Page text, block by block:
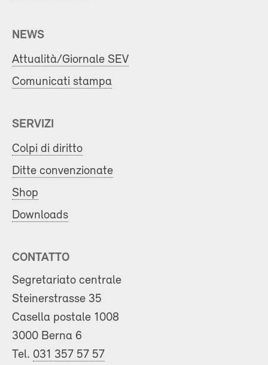
NEWS
Attualità/Giornale SEV
Comunicati stampa
SERVIZI
Colpi di diritto
Ditte convenzionate
Shop
Downloads
CONTATTO
Segretariato centrale
Steinerstrasse 35
Casella postale 1008
3000 Berna 6
Tel. 031 357 57 57